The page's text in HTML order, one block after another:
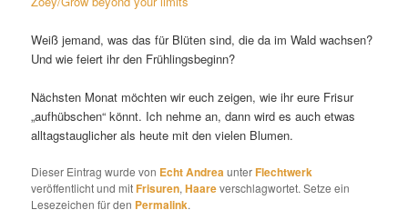
Weiß jemand, was das für Blüten sind, die da im Wald wachsen?
Und wie feiert ihr den Frühlingsbeginn?
Nächsten Monat möchten wir euch zeigen, wie ihr eure Frisur
„aufhübschen“ könnt. Ich nehme an, dann wird es auch etwas
alltagstauglicher als heute mit den vielen Blumen.
Dieser Eintrag wurde von Echt AndreaunterFlechtwerk
veröffentlicht und mitFrisuren,Haareverschlagwortet. Setze ein
Lesezeichen für den Permalink.